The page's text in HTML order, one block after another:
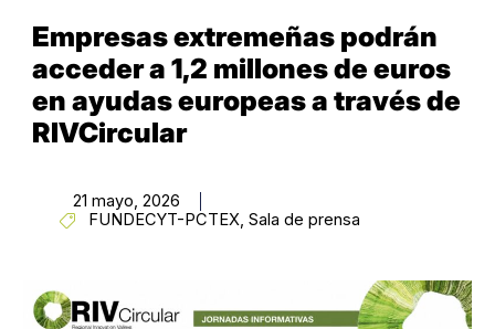
Empresas extremeñas podrán
acceder a 1,2 millones de euros
en ayudas europeas a través de
RIVCircular
21 mayo, 2026
FUNDECYT-PCTEX, Sala de prensa